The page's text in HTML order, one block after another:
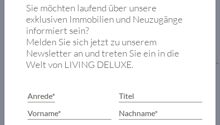
RAUMAUFTEILUNG
Grundriss
Wohn-
Sie möchten laufend über unsere
exklusiven Immobilien und Neuzugänge
informiert sein?
Melden Sie sich jetzt zu unserem
Newsletter an und treten Sie ein in die
Welt von LIVING DELUXE.